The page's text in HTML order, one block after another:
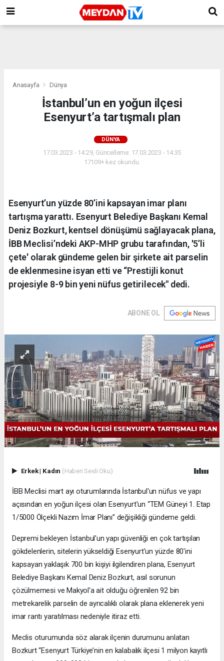
Anasayfa Dünya
İstanbul’un en yoğun ilçesi
Esenyurt’a tartışmalı plan
DÜNYA
17.03.2023 - 14:29, Güncelleme: 17.03.2023 - 14:35
17109+ kez okundu.
Esenyurt’un yüzde 80’ini kapsayan imar planı
tartışma yarattı. Esenyurt Belediye Başkanı Kemal
Deniz Bozkurt, kentsel dönüşümü sağlayacak plana,
İBB Meclisi’ndeki AKP-MHP grubu tarafından, '5’li
çete' olarak gündeme gelen bir şirkete ait parselin
de eklenmesine isyan etti ve “Prestijli konut
projesiyle 8-9 bin yeni nüfus getirilecek" dedi.
ABONE OL
Erkek| Kadın (Haberi Sesli Oku)
İBB Meclisi mart ayı oturumlarında İstanbul'un nüfus ve yapı
açısından en yoğun ilçesi olan Esenyurt'un “TEM Güneyi 1. Etap
1/5000 Ölçekli Nazım İmar Planı” değişikliği gündeme geldi.
Depremi bekleyen İstanbul'un yapı güvenliği en çok tartışılan
gökdelenlerin, sitelerin yükseldiği Esenyurt'un yüzde 80'ini
kapsayan yaklaşık 700 bin kişiyi ilgilendiren plana, Esenyurt
Belediye Başkanı Kemal Deniz Bozkurt, asıl sorunun
çözülmemesi ve Makyol'a ait olduğu öğrenilen 92 bin
metrekarelik parselin de ayrıcalıklı olarak plana eklenerek yeni
imar rantı yaratılması nedeniyle itiraz etti.
Meclis oturumunda söz alarak ilçenin durumunu anlatan
Bozkurt “Esenyurt Türkiye’nin en kalabalık ilçesi 1 milyon kayıtlı